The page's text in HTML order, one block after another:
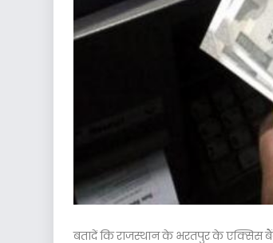
बतादें कि राजस्थान के भरतपुर के एक्सिस